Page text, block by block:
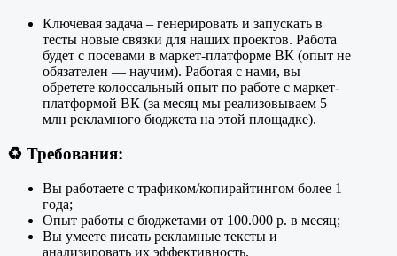
Ключевая задача – генерировать и запускать в
тесты новые связки для наших проектов. Работа
будет с посевами в маркет-платформе ВК (опыт не
обязателен — научим). Работая с нами, вы
обретете колоссальный опыт по работе с маркет-
платформой ВК (за месяц мы реализовываем 5
млн рекламного бюджета на этой площадке).
♻️ Требования:
Вы работаете с трафиком/копирайтингом более 1
года;
Опыт работы с бюджетами от 100.000 р. в месяц;
Вы умеете писать рекламные тексты и
анализировать их эффективность.